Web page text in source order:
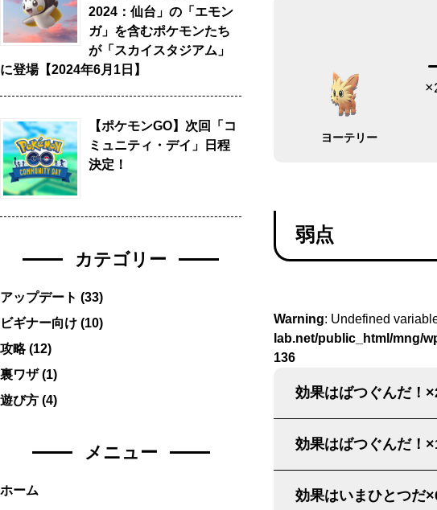
ヨーテリー
弱点
Warning: Undefined
lab.net/public_html/mng/
136
効果はばつぐんだ！
効果はばつぐんだ！
効果はいまひとつだ
2024：仙台」の「エモン
ガ」を含むポケモンたち
が「スカイスタジアム」
に登場【2024年6月1日】
【ポケモンGO】次回「コ
ミュニティ・デイ」日程
決定！
カテゴリー
アップデート (33)
ビギナー向け (10)
攻略(12)
裏ワザ(1)
遊び方 (4)
メニュー
ホーム